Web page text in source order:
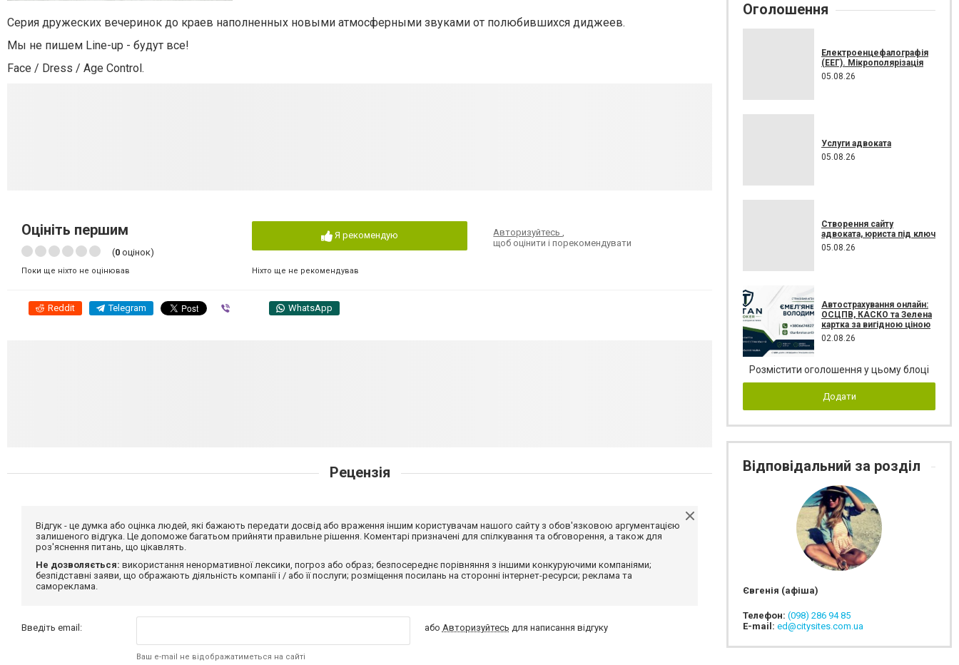
Серия дружеских вечеринок до краев наполненных новыми атмосферными звуками от полюбившихся диджеев.
Мы не пишем Line-up - будут все!
Face / Dress / Age Control.
Оцініть першим
(0 оцінок)
Поки ще ніхто не оцінював
Я рекомендую
Ніхто ще не рекомендував
Авторизуйтесь
щоб оцінити і порекомендувати
Reddit Telegram WhatsApp
Рецензія
Відгук - це думка або оцінка людей, які бажають передати досвід або враження іншим користувачам нашого сайту з обов'язковою аргументацією
залишеного відгука. Це допоможе багатьом прийняти правильне рішення. Коментарі призначені для спілкування та обговорення, а також для
роз'яснення питань, що цікавлять.
Не дозволяється: використання ненормативної лексики, погроз або образ; безпосереднє порівняння з іншими конкуруючими компаніями;
безпідставні заяви, що ображають діяльність компанії і / або її послуги; розміщення посилань на сторонні інтернет-ресурси; реклама та
самореклама.
Введіть email:
Ваш e-mail не відображатиметься на сайті
або Авторизуйтесь для написання відгуку
Оголошення
Електроенцефалографія
(ЕЕГ). Мікрополярізація
05.08.26
Услуги адвоката
05.08.26
Створення сайту
адвоката, юриста під ключ
05.08.26
Автострахування онлайн:
ОСЦПВ, КАСКО та Зелена
картка за вигідною ціною
02.08.26
Розмістити оголошення у цьому блоці
Додати
Відповідальний за розділ
Євгенія (афіша)
Телефон: (098) 286 94 85
E-mail: ed@citysites.com.ua